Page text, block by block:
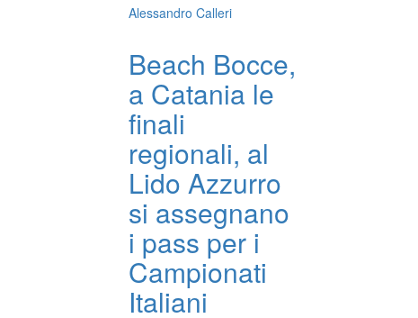
Alessandro Calleri
Beach Bocce,
a Catania le
finali
regionali, al
Lido Azzurro
si assegnano
i pass per i
Campionati
Italiani